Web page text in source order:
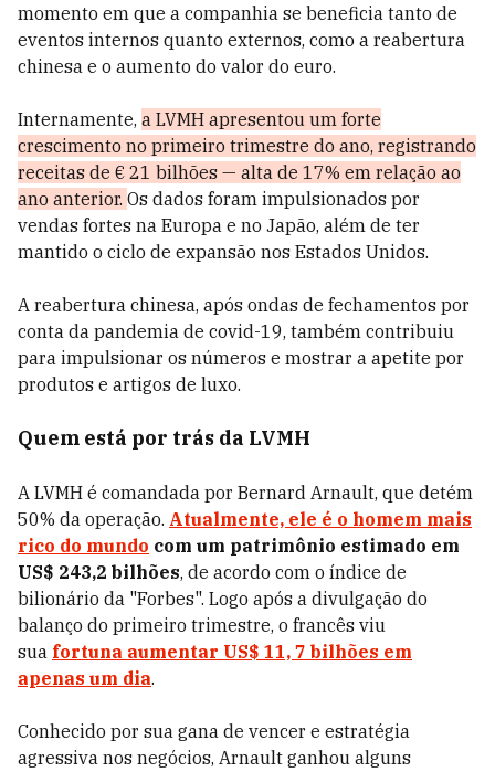
momento em que a companhia se beneficia tanto de
eventos internos quanto externos, como a reabertura
chinesa e o aumento do valor do euro.
Internamente, a LVMH apresentou um forte
crescimento no primeiro trimestre do ano, registrando
receitas de € 21 bilhões — alta de 17% em relação ao
ano anterior. Os dados foram impulsionados por
vendas fortes na Europa e no Japão, além de ter
mantido o ciclo de expansão nos Estados Unidos.
A reabertura chinesa, após ondas de fechamentos por
conta da pandemia de covid-19, também contribuiu
para impulsionar os números e mostrar a apetite por
produtos e artigos de luxo.
Quem está por trás da LVMH
A LVMH é comandada por Bernard Arnault, que detém
50% da operação. Atualmente, ele é o homem mais
rico do mundo com um patrimônio estimado em
US$ 243,2 bilhões, de acordo com o índice de
bilionário da "Forbes". Logo após a divulgação do
balanço do primeiro trimestre, o francês viu
sua fortuna aumentar US$ 11, 7 bilhões em
apenas um dia.
Conhecido por sua gana de vencer e estratégia
agressiva nos negócios, Arnault ganhou alguns